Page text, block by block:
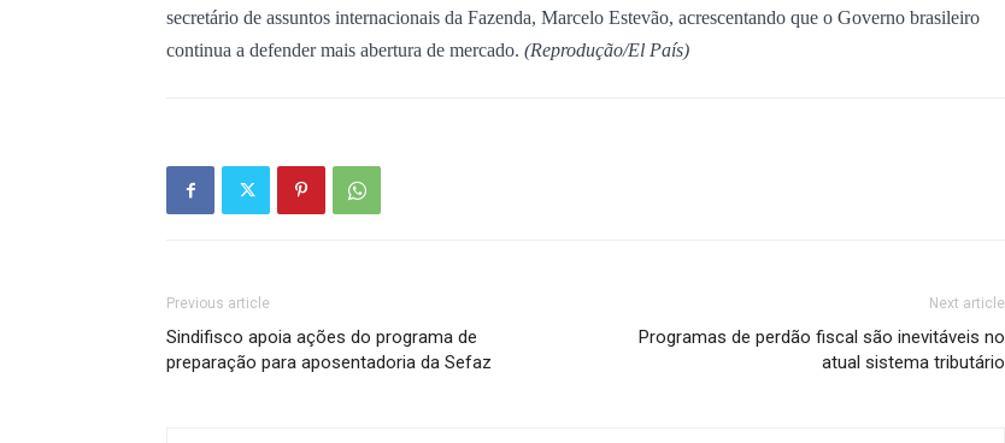
secretário de assuntos internacionais da Fazenda, Marcelo Estevão, acrescentando que o Governo brasileiro
continua a defender mais abertura de mercado. (Reprodução/El País)
Previous article
Sindifisco apoia ações do programa de
preparação para aposentadoria da Sefaz
Next article
Programas de perdão fiscal são inevitáveis no
atual sistema tributário